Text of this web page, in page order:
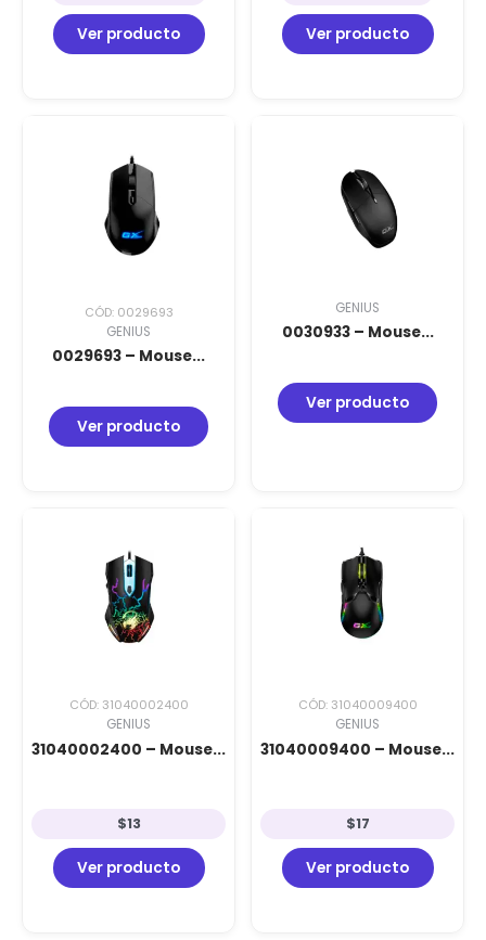
Ver producto Ver producto
CÓD: 0029693
GENIUS
0029693 – Mouse...
Ver producto
GENIUS
0030933 – Mouse...
Ver producto
CÓD: 31040002400
GENIUS
31040002400 – Mouse...
$13
Ver producto
CÓD: 31040009400
GENIUS
31040009400 – Mouse...
$17
Ver producto